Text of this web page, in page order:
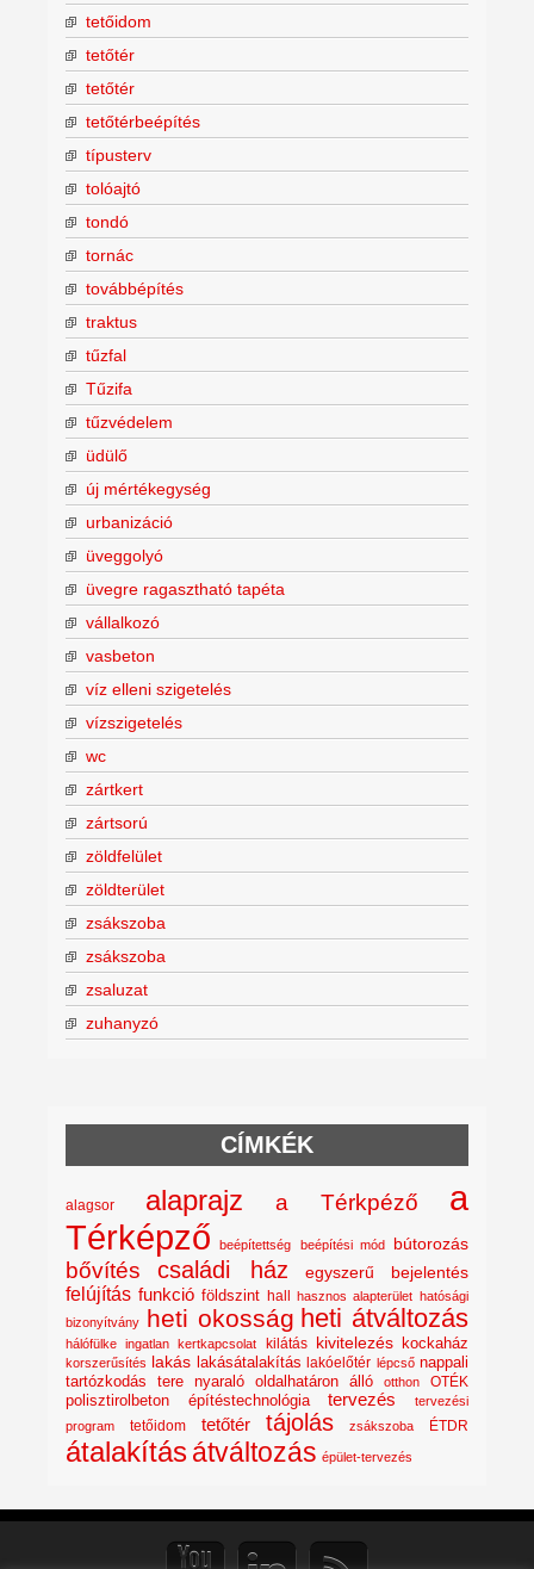
tetőidom
tetőtér
tetőtér
tetőtérbeépítés
típusterv
tolóajtó
tondó
tornác
továbbépítés
traktus
tűzfal
Tűzifa
tűzvédelem
üdülő
új mértékegység
urbanizáció
üveggolyó
üvegre ragasztható tapéta
vállalkozó
vasbeton
víz elleni szigetelés
vízszigetelés
wc
zártkert
zártsorú
zöldfelület
zöldterület
zsákszoba
zsákszoba
zsaluzat
zuhanyzó
CÍMKÉK
alagsor alaprajz a Térkpéző
a
Térképző
beépítettség beépítési mód bútorozás
bővítés családi ház egyszerű bejelentés
felújítás funkció földszint hall hasznos alapterület hatósági
bizonyítvány heti okosság heti átváltozás
hálófülke ingatlan kertkapcsolat kilátás kivitelezés kockaház
korszerűsítés lakás lakásátalakítás lakóelőtér lépcső nappali
tartózkodás tere
nyaraló oldalhatáron álló otthon OTÉK
polisztirolbeton építéstechnológia tervezés
tervezési
program
tetőidom tetőtér tájolás zsákszoba ÉTDR
átalakításátváltozás épület-tervezés